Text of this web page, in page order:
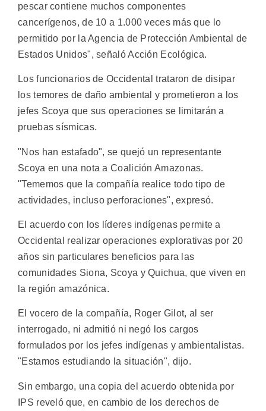
pescar contiene muchos componentes
cancerígenos, de 10 a 1.000 veces más que lo
permitido por la Agencia de Protección Ambiental de
Estados Unidos", señaló Acción Ecológica.
Los funcionarios de Occidental trataron de disipar
los temores de daño ambiental y prometieron a los
jefes Scoya que sus operaciones se limitarán a
pruebas sísmicas.
"Nos han estafado", se quejó un representante
Scoya en una nota a Coalición Amazonas.
"Tememos que la compañía realice todo tipo de
actividades, incluso perforaciones", expresó.
El acuerdo con los líderes indígenas permite a
Occidental realizar operaciones explorativas por 20
años sin particulares beneficios para las
comunidades Siona, Scoya y Quichua, que viven en
la región amazónica.
El vocero de la compañía, Roger Gilot, al ser
interrogado, ni admitió ni negó los cargos
formulados por los jefes indígenas y ambientalistas.
"Estamos estudiando la situación", dijo.
Sin embargo, una copia del acuerdo obtenida por
IPS reveló que, en cambio de los derechos de